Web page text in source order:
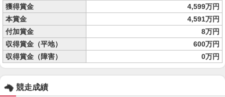
獲得賞金
4,599万円
本賞金
4,591万円
付加賞金
8万円
収得賞金（平地）
600万円
収得賞金（障害）
0万円
競走成績